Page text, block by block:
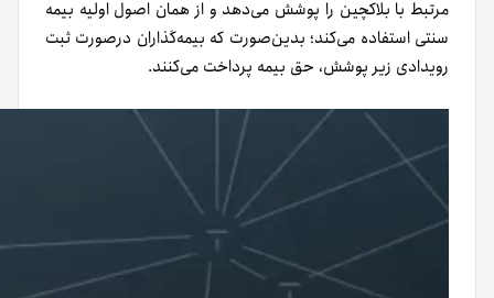
مرتبط با بلاکچین را پوشش می‌دهد و از همان اصول اولیه بیمه
سنتی استفاده می‌کند؛ بدین‌صورت که بیمه‌گذاران در‌صورت ثبت
رویدادی زیر پوشش، حق بیمه پرداخت می‌کنند.